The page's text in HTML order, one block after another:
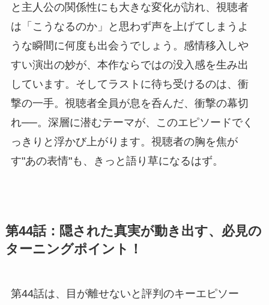
と主人公の関係性にも大きな変化が訪れ、視聴者
は「こうなるのか」と思わず声を上げてしまうよ
うな瞬間に何度も出会うでしょう。感情移入しや
すい演出の妙が、本作ならではの没入感を生み出
しています。そしてラストに待ち受けるのは、衝
撃の一手。視聴者全員が息を呑んだ、衝撃の幕切
れ──。深層に潜むテーマが、このエピソードでく
っきりと浮かび上がります。視聴者の胸を焦が
す"あの表情"も、きっと語り草になるはず。
第44話：隠された真実が動き出す、必見の
ターニングポイント！
第44話は、目が離せないと評判のキーエピソー